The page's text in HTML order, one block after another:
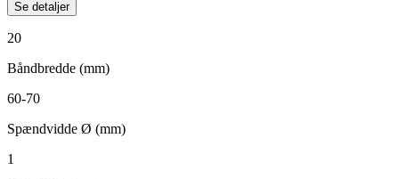
Se detaljer
20
Båndbredde (mm)
60-70
Spændvidde Ø (mm)
1